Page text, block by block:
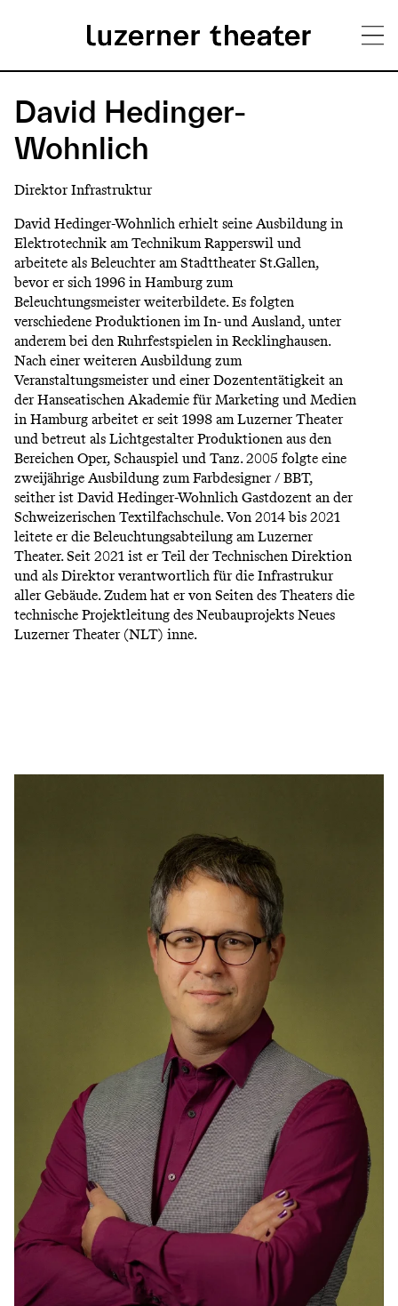
zum
Inhalt
H
a
u
p
t
m
e
n
ü
David Hedinger-
Wohnlich
Direktor Infrastruktur
David Hedinger-Wohnlich erhielt seine Ausbildung in
Elektrotechnik am Technikum Rapperswil und
arbeitete als Beleuchter am Stadttheater St.Gallen,
bevor er sich 1996 in Hamburg zum
Beleuchtungsmeister weiterbildete. Es folgten
verschiedene Produktionen im In- und Ausland, unter
anderem bei den Ruhrfestspielen in Recklinghausen.
Nach einer weiteren Ausbildung zum
Veranstaltungsmeister und einer Dozententätigkeit an
der Hanseatischen Akademie für Marketing und Medien
in Hamburg arbeitet er seit 1998 am Luzerner Theater
und betreut als Lichtgestalter Produktionen aus den
Bereichen Oper, Schauspiel und Tanz. 2005 folgte eine
zweijährige Ausbildung zum Farbdesigner / BBT,
seither ist David Hedinger-Wohnlich Gastdozent an der
Schweizerischen Textilfachschule. Von 2014 bis 2021
leitete er die Beleuchtungsabteilung am Luzerner
Theater. Seit 2021 ist er Teil der Technischen Direktion
und als Direktor verantwortlich für die Infrastrukur
aller Gebäude. Zudem hat er von Seiten des Theaters die
technische Projektleitung des Neubauprojekts Neues
Luzerner Theater (NLT) inne.